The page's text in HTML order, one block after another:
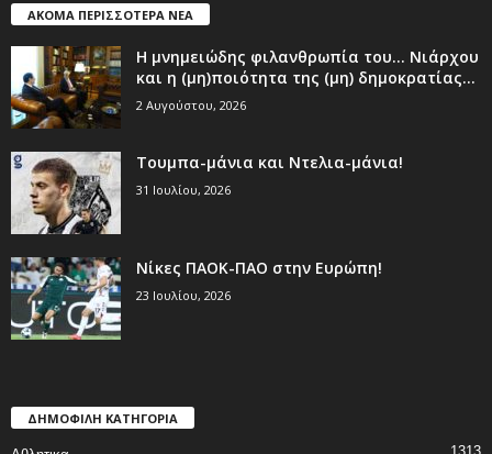
ΑΚΟΜΑ ΠΕΡΙΣΣΟΤΕΡΑ ΝΕΑ
Η μνημειώδης φιλανθρωπία του… Νιάρχου
και η (μη)ποιότητα της (μη) δημοκρατίας...
2 Αυγούστου, 2026
Τουμπα-μάνια και Ντελια-μάνια!
31 Ιουλίου, 2026
Νίκες ΠΑΟΚ-ΠΑΟ στην Ευρώπη!
23 Ιουλίου, 2026
ΔΗΜΟΦΙΛΗ ΚΑΤΗΓΟΡΙΑ